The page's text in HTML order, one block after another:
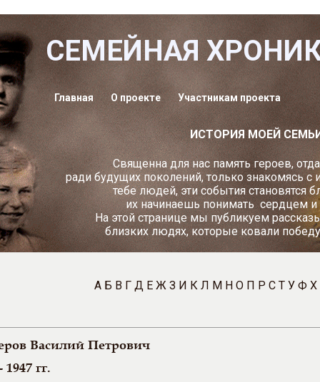
СЕМЕЙНАЯ
Главная О проекте Участникам проекта
ИСТОРИЯ МОЕЙ
Священна для нас память героев,
ради будущих поколений, только знакомясь с
тебе людей, эти события становятся
их начинаешь понимать сердцем и
На этой странице мы публикуем
близких людях, которые ковали
А Б В Г Д Е Ж З И К Л М Н О П Р С Т У Ф Х
Василий Петрович
1947 гг.